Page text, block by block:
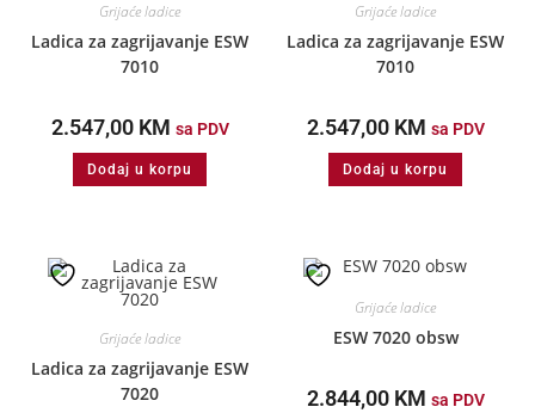
Grijaće ladice
Ladica za zagrijavanje ESW
7010
2.547,00 KM sa PDV
Dodaj u korpu
Grijaće ladice
Ladica za zagrijavanje ESW
7010
2.547,00 KM sa PDV
Dodaj u korpu
Grijaće ladice
Ladica za zagrijavanje ESW
7020
Grijaće ladice
ESW 7020 obsw
2.844,00 KM sa PDV